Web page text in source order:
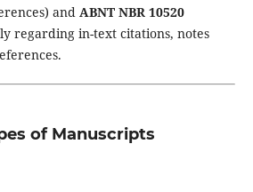
and ABNT NBR 10520
regarding in-text citations, notes
of Manuscripts